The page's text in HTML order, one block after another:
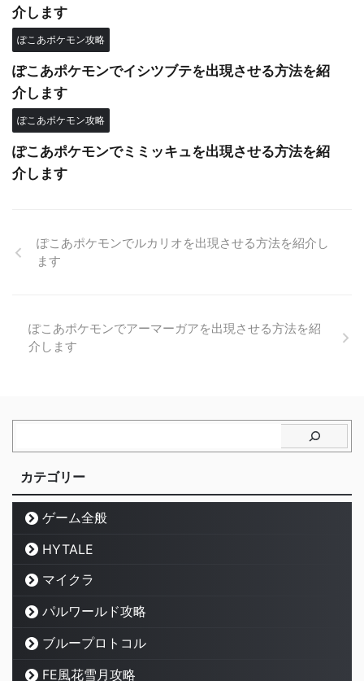
介します
ぽこあポケモン攻略
ぽこあポケモンでイシツブテを出現させる方法を紹
介します
ぽこあポケモン攻略
ぽこあポケモンでミミッキュを出現させる方法を紹
介します
ぽこあポケモンでルカリオを出現させる方法を紹介し
ます
ぽこあポケモンでアーマーガアを出現させる方法を紹
介します
カテゴリー
ゲーム全般
HYTALE
マイクラ
パルワールド攻略
ブループロトコル
FE風花雪月攻略